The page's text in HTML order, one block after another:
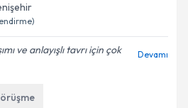
ve anlayışlı tavrı için çok
Devamı